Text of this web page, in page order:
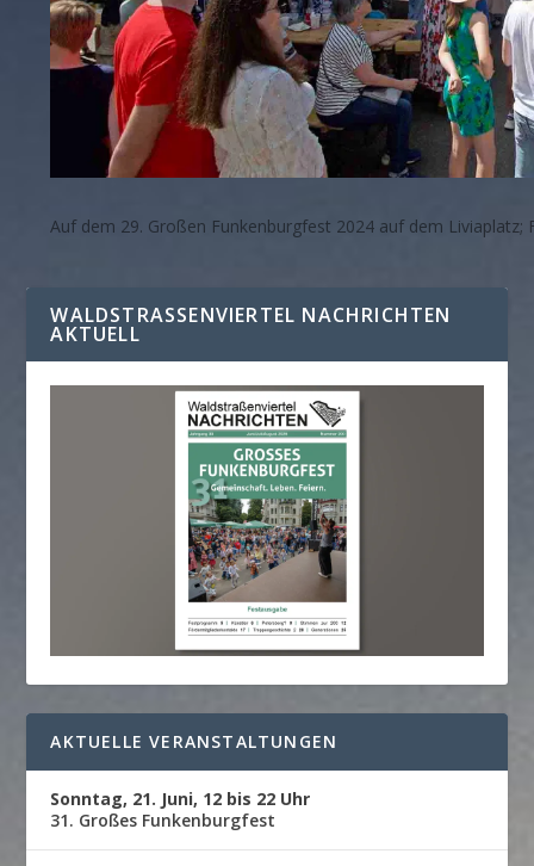
Auf dem 29. Großen Funkenburgfest 2024 auf dem Liviaplatz;
WALDSTRASSENVIERTEL NACHRICHTEN A
KTUELL
AKTUELLE VERANSTALTUNGEN
Sonntag, 21. Juni, 12 bis 22 Uhr
31. Großes Funkenburgfest